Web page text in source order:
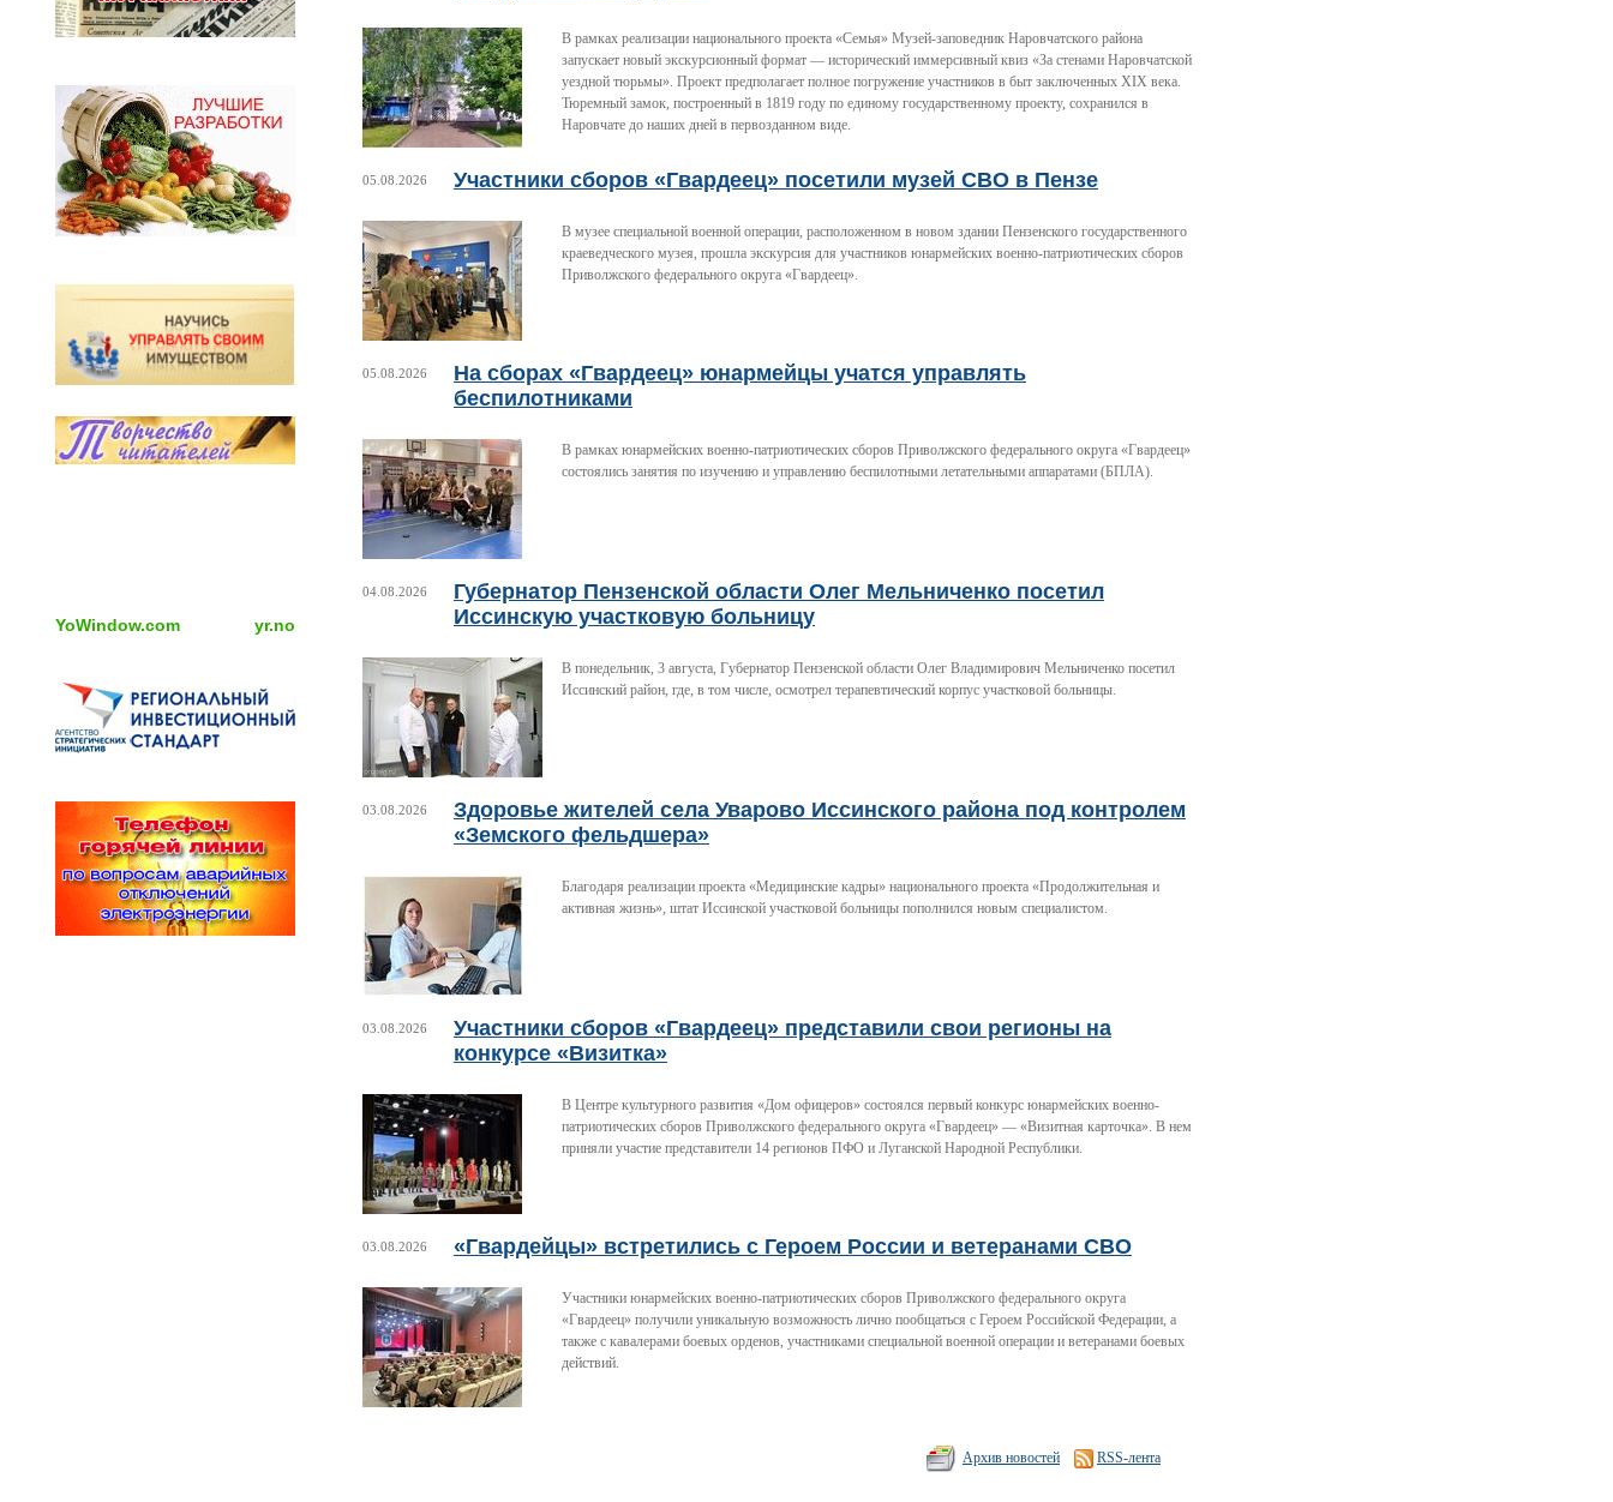
YoWindow.com yr.no
В рамках реализации национального проекта «Семья» Музей-заповедник Наровчатского района
запускает новый экскурсионный формат — исторический иммерсивный квиз «За стенами Наровчатской
уездной тюрьмы». Проект предполагает полное погружение участников в быт заключенных XIX века.
Тюремный замок, построенный в 1819 году по единому государственному проекту, сохранился в
Наровчате до наших дней в первозданном виде.
05.08.2026 Участники сборов «Гвардеец» посетили музей СВО в Пензе
В музее специальной военной операции, расположенном в новом здании Пензенского государственного
краеведческого музея, прошла экскурсия для участников юнармейских военно-патриотических сборов
Приволжского федерального округа «Гвардеец».
05.08.2026
На сборах «Гвардеец» юнармейцы учатся управлять
беспилотниками
В рамках юнармейских военно-патриотических сборов Приволжского федерального округа «Гвардеец»
состоялись занятия по изучению и управлению беспилотными летательными аппаратами (БПЛА).
04.08.2026
Губернатор Пензенской области Олег Мельниченко посетил
Иссинскую участковую больницу
В понедельник, 3 августа, Губернатор Пензенской области Олег Владимирович Мельниченко посетил
Иссинский район, где, в том числе, осмотрел терапевтический корпус участковой больницы.
03.08.2026
Здоровье жителей села Уварово Иссинского района под контролем
«Земского фельдшера»
Благодаря реализации проекта «Медицинские кадры» национального проекта «Продолжительная и
активная жизнь», штат Иссинской участковой больницы пополнился новым специалистом.
03.08.2026
Участники сборов «Гвардеец» представили свои регионы на
конкурсе «Визитка»
В Центре культурного развития «Дом офицеров» состоялся первый конкурс юнармейских военно-
патриотических сборов Приволжского федерального округа «Гвардеец» — «Визитная карточка». В нем
приняли участие представители 14 регионов ПФО и Луганской Народной Республики.
03.08.2026 «Гвардейцы» встретились с Героем России и ветеранами СВО
Участники юнармейских военно-патриотических сборов Приволжского федерального округа
«Гвардеец» получили уникальную возможность лично пообщаться с Героем Российской Федерации, а
также с кавалерами боевых орденов, участниками специальной военной операции и ветеранами боевых
действий.
Архив новостей RSS-лента